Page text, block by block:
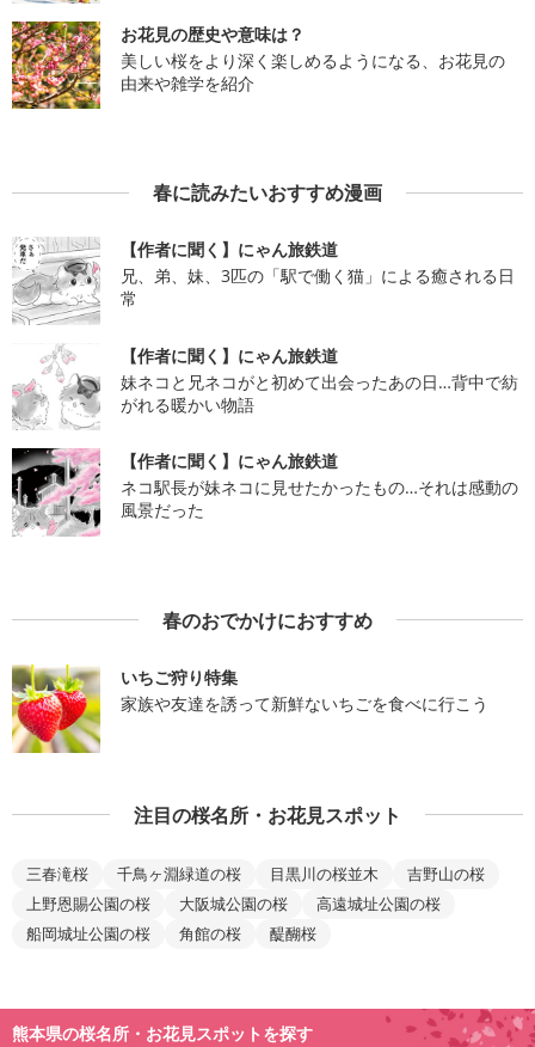
お花見の歴史や意味は？
美しい桜をより深く楽しめるようになる、お花見の
由来や雑学を紹介
春に読みたいおすすめ漫画
【作者に聞く】にゃん旅鉄道
兄、弟、妹、3匹の「駅で働く猫」による癒される日
常
【作者に聞く】にゃん旅鉄道
妹ネコと兄ネコがと初めて出会ったあの日…背中で紡
がれる暖かい物語
【作者に聞く】にゃん旅鉄道
ネコ駅長が妹ネコに見せたかったもの…それは感動の
風景だった
春のおでかけにおすすめ
いちご狩り特集
家族や友達を誘って新鮮ないちごを食べに行こう
注目の桜名所・お花見スポット
三春滝桜 千鳥ヶ淵緑道の桜 目黒川の桜並木
吉野山の桜
上野恩賜公園の桜
大阪城公園の桜
高遠城址公園の桜
船岡城址公園の桜
角館の桜 醍醐桜
熊本県の桜名所・お花見スポットを探す